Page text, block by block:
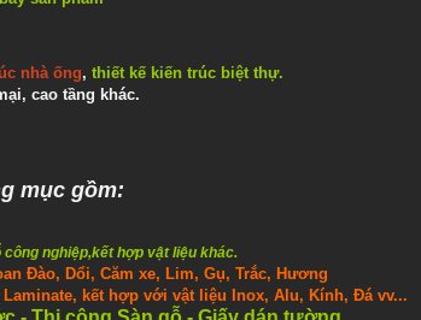
nhà ống,thiết kế kiến trúc biệt thự.
cao tầng khác.
mục gồm:
công nghiệp,kết hợp vật liệu khác.
Đào, Dổi, Căm xe, Lim, Gụ, Trắc, Hương
Laminate, kết hợp với vật liệu Inox, Alu, Kính, Đá vv...